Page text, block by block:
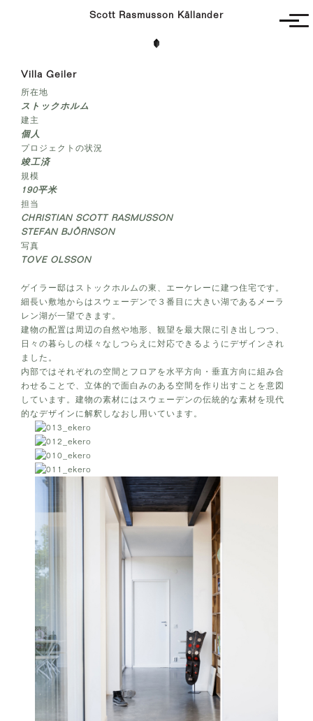
Scott Rasmusson Källander
Villa Geiler
所在地
ストックホルム
建主
個人
プロジェクトの状況
竣工済
規模
190平米
担当
CHRISTIAN SCOTT RASMUSSON
STEFAN BJÖRNSON
写真
TOVE OLSSON
ゲイラー邸はストックホルムの東、エーケレーに建つ住宅です。
細長い敷地からはスウェーデンで３番目に大きい湖であるメーラ
レン湖が一望できます。
建物の配置は周辺の自然や地形、観望を最大限に引き出しつつ、
日々の暮らしの様々なしつらえに対応できるようにデザインされ
ました。
内部ではそれぞれの空間とフロアを水平方向・垂直方向に組み合
わせることで、立体的で面白みのある空間を作り出すことを意図
しています。建物の素材にはスウェーデンの伝統的な素材を現代
的なデザインに解釈しなおし用いています。